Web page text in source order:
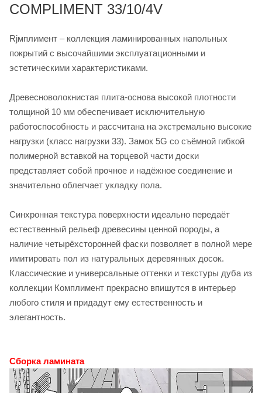
COMPLIMENT 33/10/4V
Rjмплимент – коллекция ламинированных напольных
покрытий с высочайшими эксплуатационными и
эстетическими характеристиками.
Древесноволокнистая плита-основа высокой плотности
толщиной 10 мм обеспечивает исключительную
работоспособность и рассчитана на экстремально высокие
нагрузки (класс нагрузки 33). Замок 5G со съёмной гибкой
полимерной вставкой на торцевой части доски
представляет собой прочное и надёжное соединение и
значительно облегчает укладку пола.
Синхронная текстура поверхности идеально передаёт
естественный рельеф древесины ценной породы, а
наличие четырёхсторонней фаски позволяет в полной мере
имитировать пол из натуральных деревянных досок.
Классические и универсальные оттенки и текстуры дуба из
коллекции Комплимент прекрасно впишутся в интерьер
любого стиля и придадут ему естественность и
элегантность.
Сборка ламината